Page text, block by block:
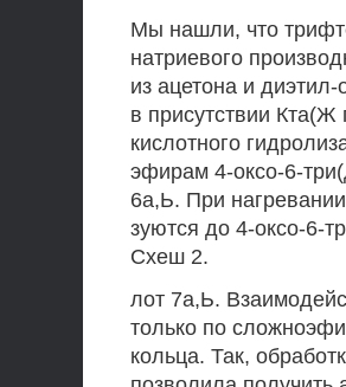
Мы нашли, что
натриевого
из ацетона и
в присутствии Кта(Ж
кислотного
эфирам 4-оксо-6-
6а,Ь. При
зуются до 4-оксо-6-
Схеш 2.
лот 7а,Ь.
только по
кольца. Так,